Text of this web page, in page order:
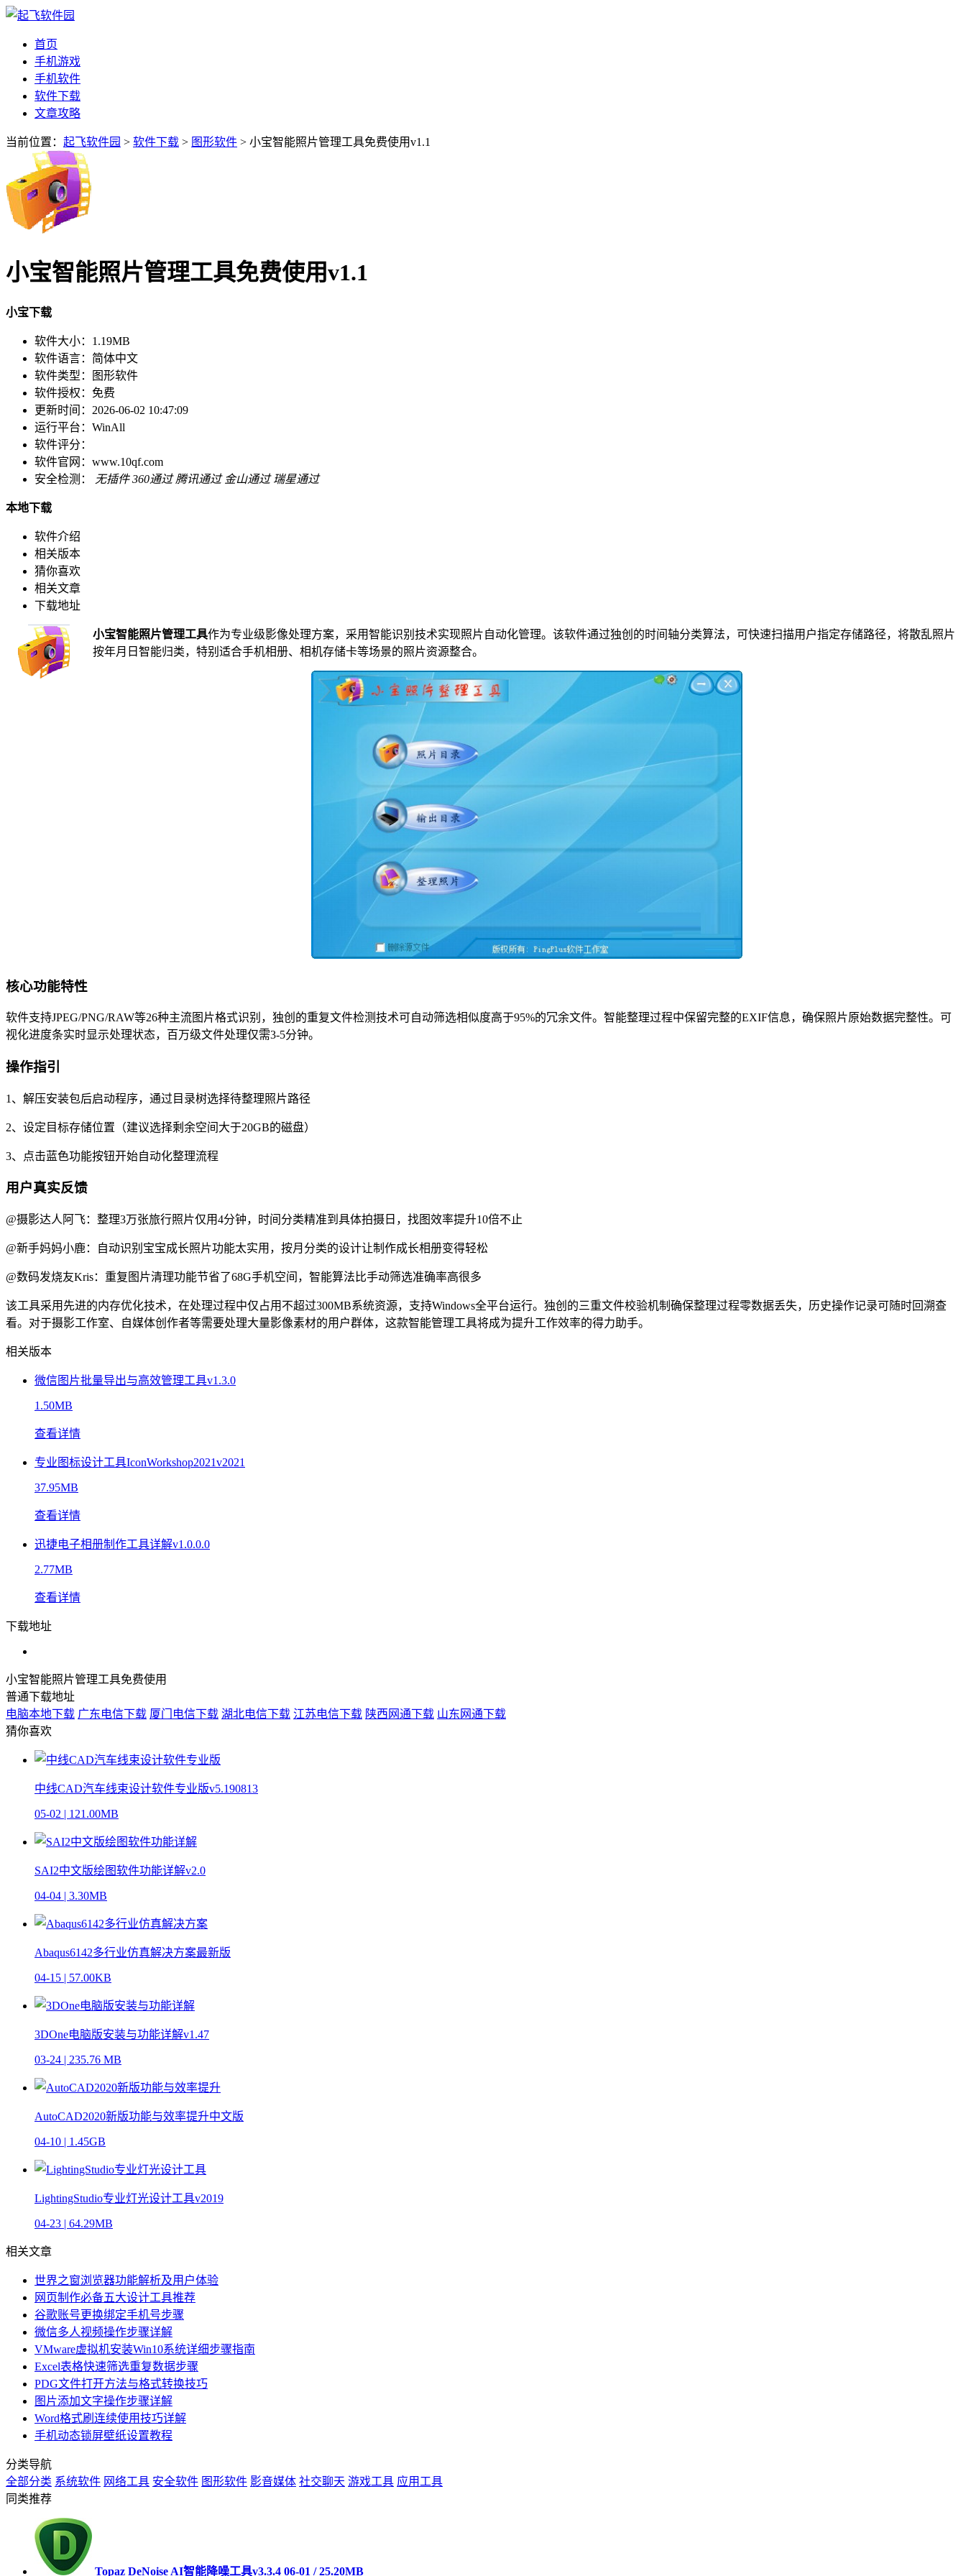
首页
手机游戏
手机软件
软件下载
文章攻略
当前位置： 起飞软件园 > 软件下载 > 图形软件 > 小宝智能照片管理工具免费使用v1.1
小宝智能照片管理工具免费使用v1.1
小宝下载
软件大小： 1.19MB
软件语言： 简体中文
软件类型：
图形软件
软件授权： 免费
更新时间： 2026-06-02 10:47:09
运行平台： WinAll
软件评分：
软件官网： www.10qf.com
安全检测：
无插件 360通过 腾讯通过 金山通过 瑞星通过
本地下载
软件介绍
相关版本
猜你喜欢
相关文章
下载地址
小宝智能照片管理工具作为专业级影像处理方案，采用智能识别技术实现照片自动化管理。该软件通过独创的时间轴分类算法，可快速扫描用户指定存储路径，将散乱照片
按年月日智能归类，特别适合手机相册、相机存储卡等场景的照片资源整合。
核心功能特性
软件支持JPEG/PNG/RAW等26种主流图片格式识别，独创的重复文件检测技术可自动筛选相似度高于95%的冗余文件。智能整理过程中保留完整的EXIF信息，确保照片原始数据完整性。可
视化进度条实时显示处理状态，百万级文件处理仅需3-5分钟。
操作指引
1、解压安装包后启动程序，通过目录树选择待整理照片路径
2、设定目标存储位置（建议选择剩余空间大于20GB的磁盘）
3、点击蓝色功能按钮开始自动化整理流程
用户真实反馈
@摄影达人阿飞：整理3万张旅行照片仅用4分钟，时间分类精准到具体拍摄日，找图效率提升10倍不止
@新手妈妈小鹿：自动识别宝宝成长照片功能太实用，按月分类的设计让制作成长相册变得轻松
@数码发烧友Kris：重复图片清理功能节省了68G手机空间，智能算法比手动筛选准确率高很多
该工具采用先进的内存优化技术，在处理过程中仅占用不超过300MB系统资源，支持Windows全平台运行。独创的三重文件校验机制确保整理过程零数据丢失，历史操作记录可随时回溯查
看。对于摄影工作室、自媒体创作者等需要处理大量影像素材的用户群体，这款智能管理工具将成为提升工作效率的得力助手。
相关版本
微信图片批量导出与高效管理工具v1.3.0
1.50MB
查看详情
专业图标设计工具IconWorkshop2021v2021
37.95MB
查看详情
迅捷电子相册制作工具详解v1.0.0.0
2.77MB
查看详情
下载地址
小宝智能照片管理工具免费使用
普通下载地址
电脑本地下载 广东电信下载 厦门电信下载 湖北电信下载 江苏电信下载 陕西网通下载 山东网通下载
猜你喜欢
中线CAD汽车线束设计软件专业版v5.190813
05-02 | 121.00MB
SAI2中文版绘图软件功能详解v2.0
04-04 | 3.30MB
Abaqus6142多行业仿真解决方案最新版
04-15 | 57.00KB
3DOne电脑版安装与功能详解v1.47
03-24 | 235.76 MB
AutoCAD2020新版功能与效率提升中文版
04-10 | 1.45GB
LightingStudio专业灯光设计工具v2019
04-23 | 64.29MB
相关文章
世界之窗浏览器功能解析及用户体验
网页制作必备五大设计工具推荐
谷歌账号更换绑定手机号步骤
微信多人视频操作步骤详解
VMware虚拟机安装Win10系统详细步骤指南
Excel表格快速筛选重复数据步骤
PDG文件打开方法与格式转换技巧
图片添加文字操作步骤详解
Word格式刷连续使用技巧详解
手机动态锁屏壁纸设置教程
分类导航
全部分类 系统软件 网络工具 安全软件 图形软件 影音媒体 社交聊天 游戏工具 应用工具
同类推荐
Topaz DeNoise AI智能降噪工具v3.3.4 06-01 / 25.20MB